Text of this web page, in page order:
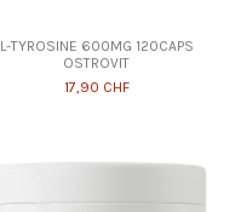
L-TYROSINE 600MG 120CAPS
OSTROVIT
17,90 CHF